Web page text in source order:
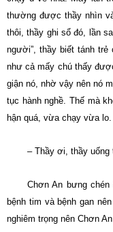
thường được thầy nhìn
thôi, thầy ghi sổ đó, lần
người”, thầy biết tánh trẻ
như cả mấy chú thấy
giận nó, nhờ vậy nên nó
tục hành nghề. Thế mà
hận quá, vừa chạy vừa lo.
– Thầy ơi, thầy
Chơn An bưng
bệnh tim và bệnh gan
nghiêm trọng nên Chơn